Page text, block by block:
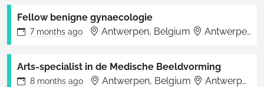
Fellow benigne gynaecologie
7 months ago Antwerpen, Belgium Antwerpen
Arts-specialist in de Medische Beeldvorming
8 months ago Antwerpen, Belgium Antwerpen